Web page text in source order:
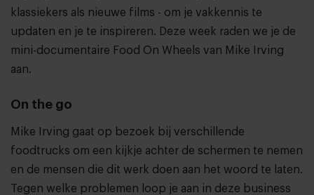
klassiekers als nieuwe films - om je vakkennis te
updaten en je te inspireren. Deze week raden we je de
mini-documentaire Food On Wheels van Mike Irving
aan.
On the go
Mike Irving gaat op bezoek bij verschillende
foodtrucks om een kijkje achter de schermen te nemen
en de mensen die dit werk doen aan het woord te laten.
Tegen welke problemen loop je aan in deze business